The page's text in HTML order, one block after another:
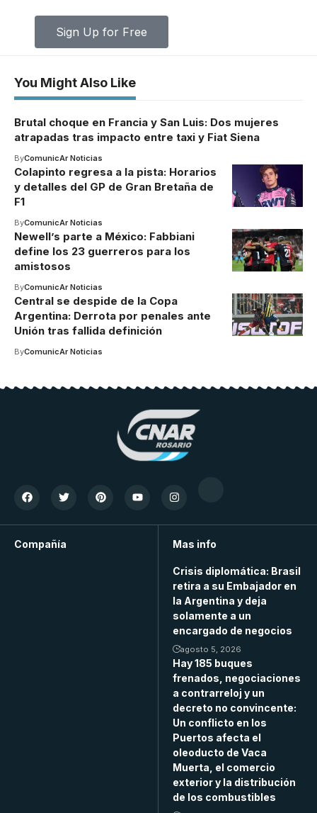
Sign Up for Free
You Might Also Like
Brutal choque en Francia y San Luis: Dos mujeres
atrapadas tras impacto entre taxi y Fiat Siena
ByComunicAr Noticias
Colapinto regresa a la pista: Horarios
y detalles del GP de Gran Bretaña de
F1
ByComunicAr Noticias
Newell’s parte a México: Fabbiani
define los 23 guerreros para los
amistosos
ByComunicAr Noticias
Central se despide de la Copa
Argentina: Derrota por penales ante
Unión tras fallida definición
ByComunicAr Noticias
Compañía Mas info
Crisis diplomática: Brasil
retira a su Embajador en
la Argentina y deja
solamente a un
encargado de negocios
agosto 5, 2026
Hay 185 buques
frenados, negociaciones
a contrarreloj y un
decreto no convincente:
Un conflicto en los
Puertos afecta el
oleoducto de Vaca
Muerta, el comercio
exterior y la distribución
de los combustibles